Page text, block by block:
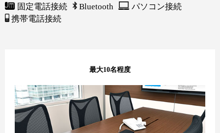
固定電話接続
Bluetooth
パソコン接続
携帯電話接続
最大10名程度